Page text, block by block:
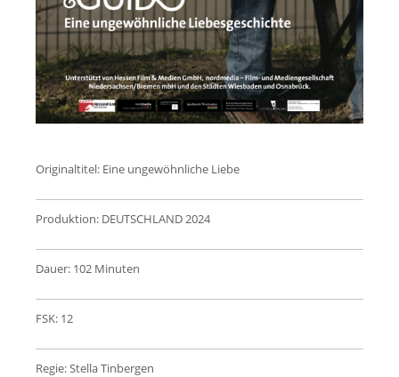
Originaltitel: Eine ungewöhnliche Liebe
Produktion: DEUTSCHLAND 2024
Dauer: 102 Minuten
FSK: 12
Regie: Stella Tinbergen